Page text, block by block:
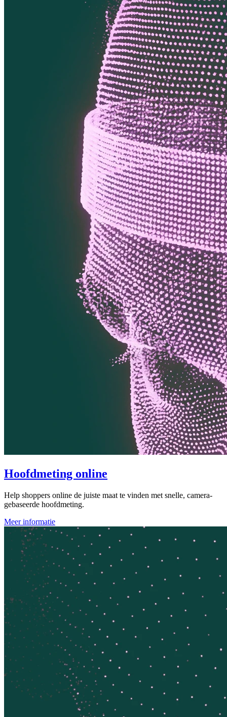
Hoofdmeting online
Help shoppers online de juiste maat te vinden met snelle, camera-
gebaseerde hoofdmeting.
Meer informatie